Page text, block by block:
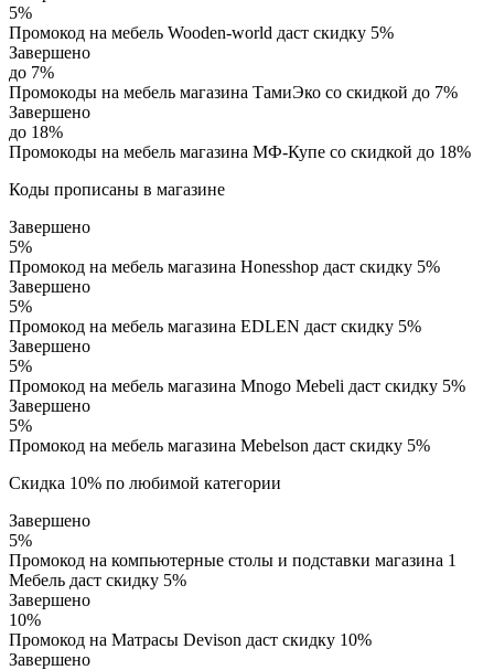
5%
Промокод на мебель Wooden-world даст скидку 5%
Завершено
до 7%
Промокоды на мебель магазина ТамиЭко со скидкой до 7%
Завершено
до 18%
Промокоды на мебель магазина МФ-Купе со скидкой до 18%
Коды прописаны в магазине
Завершено
5%
Промокод на мебель магазина Honesshop даст скидку 5%
Завершено
5%
Промокод на мебель магазина EDLEN даст скидку 5%
Завершено
5%
Промокод на мебель магазина Mnogo Mebeli даст скидку 5%
Завершено
5%
Промокод на мебель магазина Mebelson даст скидку 5%
Скидка 10% по любимой категории
Завершено
5%
Промокод на компьютерные столы и подставки магазина 1
Мебель даст скидку 5%
Завершено
10%
Промокод на Матрасы Devison даст скидку 10%
Завершено